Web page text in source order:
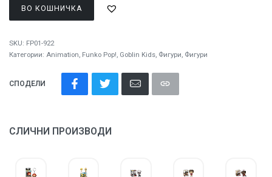
ВО КОШНИЧКА
SKU: FP01-922
Категории: Animation, Funko Pop!, Goblin Kids, Фигури, Фигури
СПОДЕЛИ
СЛИЧНИ ПРОИЗВОДИ